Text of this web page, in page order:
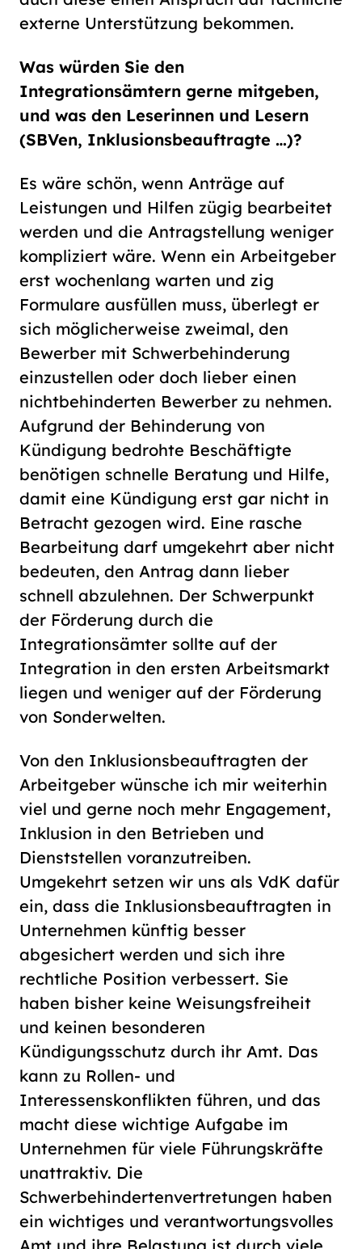
externe Unterstützung bekommen.
Was würden Sie den
Integrationsämtern gerne mitgeben,
und was den Leserinnen und Lesern
(SBVen, Inklusionsbeauftragte …)?
Es wäre schön, wenn Anträge auf
Leistungen und Hilfen zügig bearbeitet
werden und die Antragstellung weniger
kompliziert wäre. Wenn ein Arbeitgeber
erst wochenlang warten und zig
Formulare ausfüllen muss, überlegt er
sich möglicherweise zweimal, den
Bewerber mit Schwerbehinderung
einzustellen oder doch lieber einen
nichtbehinderten Bewerber zu nehmen.
Aufgrund der Behinderung von
Kündigung bedrohte Beschäftigte
benötigen schnelle Beratung und Hilfe,
damit eine Kündigung erst gar nicht in
Betracht gezogen wird. Eine rasche
Bearbeitung darf umgekehrt aber nicht
bedeuten, den Antrag dann lieber
schnell abzulehnen. Der Schwerpunkt
der Förderung durch die
Integrationsämter sollte auf der
Integration in den ersten Arbeitsmarkt
liegen und weniger auf der Förderung
von Sonderwelten.
Von den Inklusionsbeauftragten der
Arbeitgeber wünsche ich mir weiterhin
viel und gerne noch mehr Engagement,
Inklusion in den Betrieben und
Dienststellen voranzutreiben.
Umgekehrt setzen wir uns als VdK dafür
ein, dass die Inklusionsbeauftragten in
Unternehmen künftig besser
abgesichert werden und sich ihre
rechtliche Position verbessert. Sie
haben bisher keine Weisungsfreiheit
und keinen besonderen
Kündigungsschutz durch ihr Amt. Das
kann zu Rollen- und
Interessenskonflikten führen, und das
macht diese wichtige Aufgabe im
Unternehmen für viele Führungskräfte
unattraktiv. Die
Schwerbehindertenvertretungen haben
ein wichtiges und verantwortungsvolles